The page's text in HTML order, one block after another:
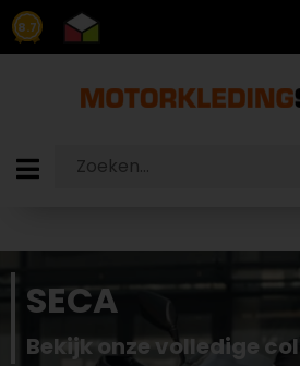
8.7
SECA
Bekijk onze volledige